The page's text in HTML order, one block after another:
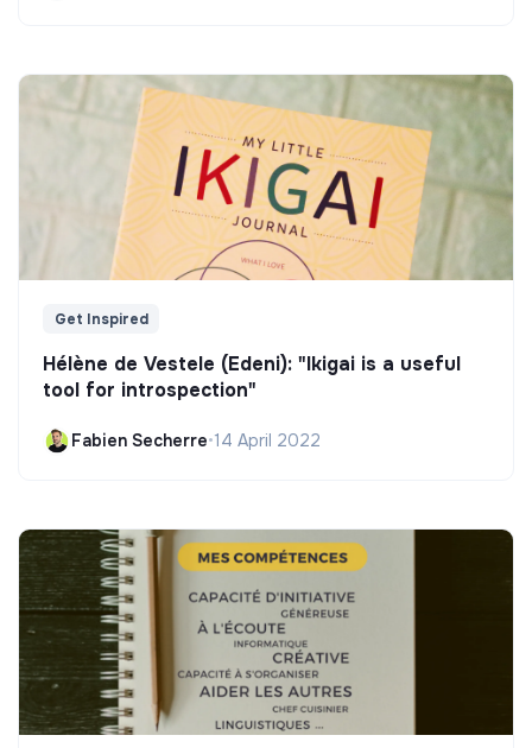
Get Inspired
Hélène de Vestele (Edeni): "Ikigai is a useful
tool for introspection"
Fabien Secherre•14 April 2022